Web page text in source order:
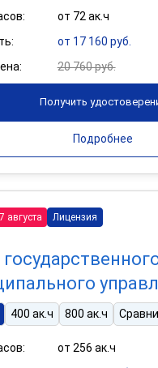
от 72 ак.ч
от 17 160 руб.
20 760 руб.
Получить
Подробнее
августа Лицензия
400 ак.ч 800 ак.ч
от 256 ак.ч